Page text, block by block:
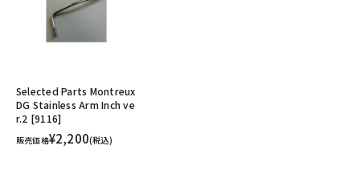
Selected Parts Montreux
DG Stainless Arm Inch ve
r.2 [9116]
販売価格¥2,200(税込)